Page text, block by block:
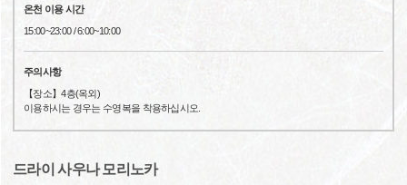
온천 이용 시간
15:00~23:00 / 6:00~10:00
주의사항
【장소】4층(옥외)
이용하시는 경우는 수영복을 착용하십시오.
드라이 사우나 모리노카